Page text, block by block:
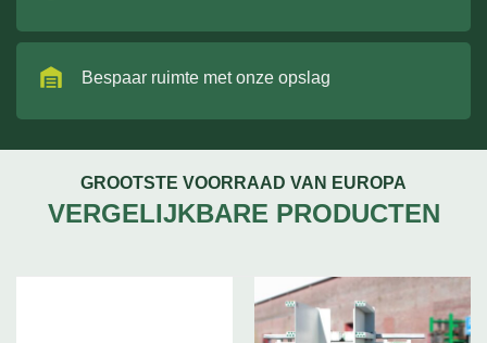
Bespaar ruimte met onze opslag
GROOTSTE VOORRAAD VAN EUROPA
VERGELIJKBARE PRODUCTEN